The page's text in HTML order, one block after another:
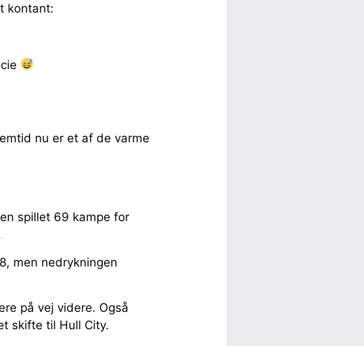
kontant:
nu er et af de varme
spillet 69 kampe for
men nedrykningen
på vej videre. Også
skifte til Hull City.